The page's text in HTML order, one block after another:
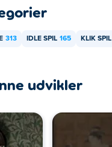
313 IDLE SPIL 165 KLIK SPIL
udvikler